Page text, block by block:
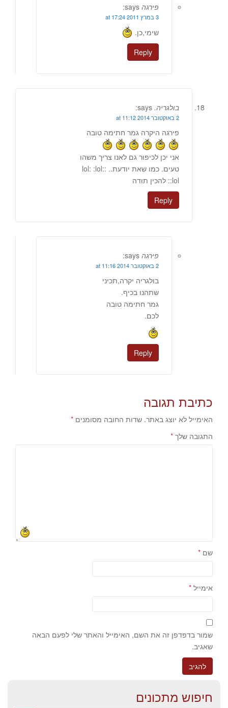
פירגה says:
3 במרץ 2011 at 17:24
שימי,כן.
Reply
בולגריה. says:
2 באוקטובר 2014 at 11:12
פירגה היקרה גמר חתימה טובה
אני יכן לכיפור גם לאנו צריך משהו
טעים. כמו שאת יודעת.. :lol: :lol:
:lol: להכין תודה
Reply
פירגה says:
2 באוקטובר 2014 at 11:16
בולגריה יקרה,תכיני
שתהנו בכיף.
גמר חתימה טובה
לכם.
Reply
כתיבת תגובה
האימייל לא יוצג באתר. שדות החובה מסומנים *
התגובה שלך *
שם *
אימייל *
שמור בדפדפן זה את השם, האימייל והאתר שלי לפעם הבאה
שאגיב.
חיפוש מתכונים